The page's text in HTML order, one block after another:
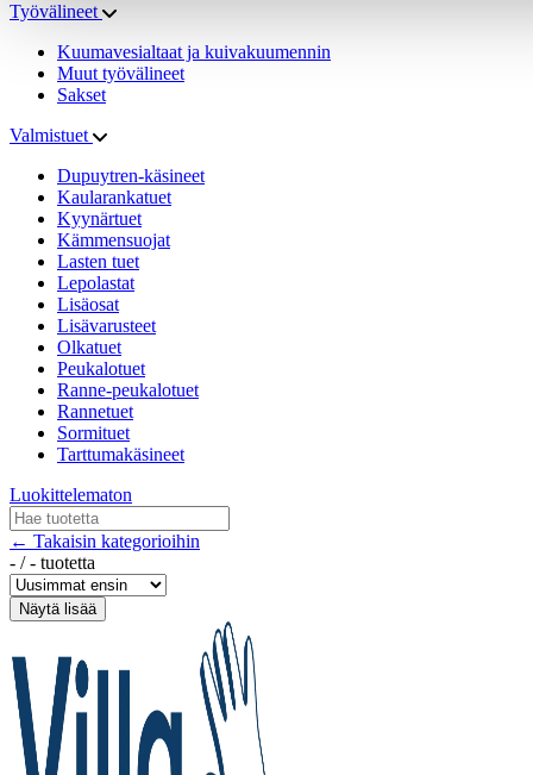
Työvälineet
Kuumavesialtaat ja kuivakuumennin
Muut työvälineet
Sakset
Valmistuet
Dupuytren-käsineet
Kaularankatuet
Kyynärtuet
Kämmensuojat
Lasten tuet
Lepolastat
Lisäosat
Lisävarusteet
Olkatuet
Peukalotuet
Ranne-peukalotuet
Rannetuet
Sormituet
Tarttumakäsineet
Luokittelematon
← Takaisin kategorioihin
- /- tuotetta